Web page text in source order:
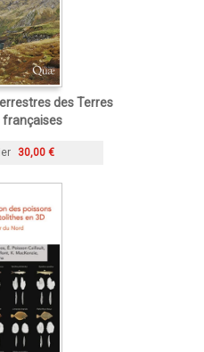
des Terres
30,00 €